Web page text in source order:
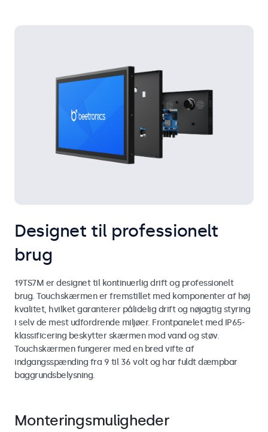
Designet til professionelt
brug
19TS7M er designet til kontinuerlig drift og professionelt
brug. Touchskærmen er fremstillet med komponenter af høj
kvalitet, hvilket garanterer pålidelig drift og nøjagtig styring
i selv de mest udfordrende miljøer. Frontpanelet med IP65-
klassificering beskytter skærmen mod vand og støv.
Touchskærmen fungerer med en bred vifte af
indgangsspænding fra 9 til 36 volt og har fuldt dæmpbar
baggrundsbelysning.
Monteringsmuligheder